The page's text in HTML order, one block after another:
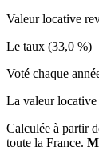
Valeur locative
Le taux (33,0 %)
Voté chaque
La valeur locative
Calculée à partir
toute la France.